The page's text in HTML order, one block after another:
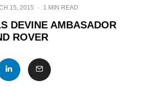
15, 2015 · 1 MIN READ
DEVINE AMBASADOR
ROVER